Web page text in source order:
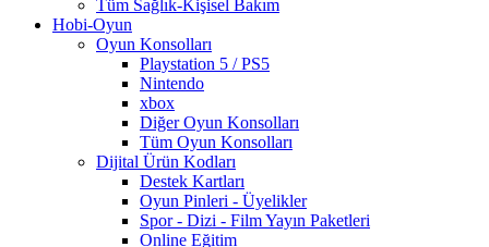
Tüm Sağlık-Kişisel Bakım
Hobi-Oyun
Oyun Konsolları
Playstation 5 / PS5
Nintendo
xbox
Diğer Oyun Konsolları
Tüm Oyun Konsolları
Dijital Ürün Kodları
Destek Kartları
Oyun Pinleri - Üyelikler
Spor - Dizi - Film Yayın Paketleri
Online Eğitim